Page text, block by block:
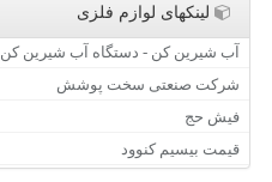
لینکهای لوازم فلزی
آب شیرین کن - دستگاه آب شیرین کن
شرکت صنعتی سخت پوشش
فیش حج
قیمت بیسیم کنوود